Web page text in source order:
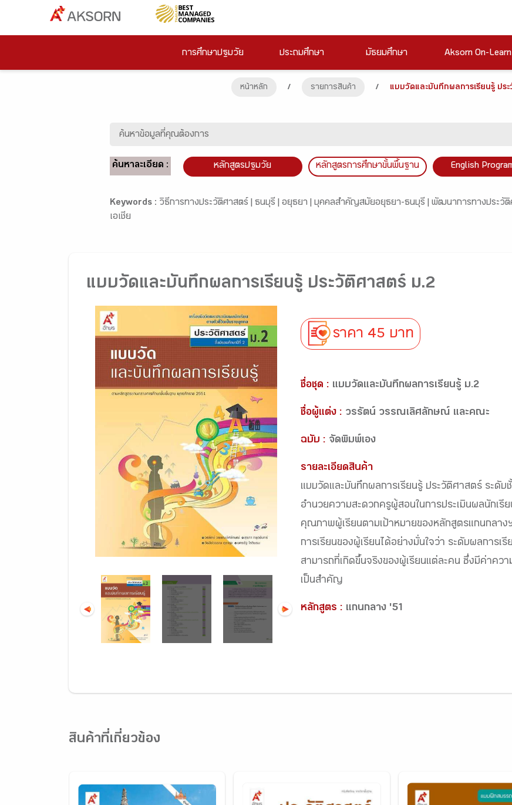
การศึกษาปฐมวัย ประถมศึกษา มัธยมศึกษา Aksorn On-Learn
หน้าหลัก / รายการสินค้า / แบบวัดและบันทึกผลการเรียนรู้ ปร
ค้นหาละเอียด : หลักสูตรปฐมวัย หลักสูตรการศึกษาขั้นพื้นฐาน English
Keywords : วิธีการทางประวัติศาสตร์ | ธนบุรี | อยุธยา | บุคคลสำคัญสมัยอยุธยา-ธนบุรี | พัฒนาการทางประวัติ
เอเชีย
แบบวัดและบันทึกผลการเรียนรู้ ประวัติศาสตร์ ม.2
ราคา 45 บาท
ชื่อชุด : แบบวัดและบันทึกผลการเรียนรู้ ม.2
ชื่อผู้แต่ง : วรรัตน์ วรรณเลิศลักษณ์ และคณะ
ฉบับ : จัดพิมพ์เอง
รายละเอียดสินค้า
แบบวัดและบันทึกผลการเรียนรู้ ประวัติศาสตร์ ระดั
อำนวยความสะดวกครูผู้สอนในการประเมินผลนักเ
คุณภาพผู้เรียนตามเป้าหมายของหลักสูตรแกนกลา
การเรียนของผู้เรียนได้อย่างมั่นใจว่า ระดับผลการ
สามารถที่เกิดขึ้นจริงของผู้เรียนแต่ละคน ซึ่งมีค่าควา
เป็นสำคัญ
หลักสูตร : แกนกลาง '51
สินค้าที่เกี่ยวข้อง